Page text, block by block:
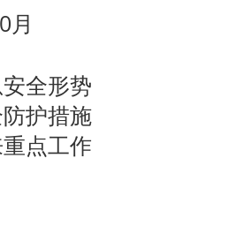
月
全形势
护措施
点工作